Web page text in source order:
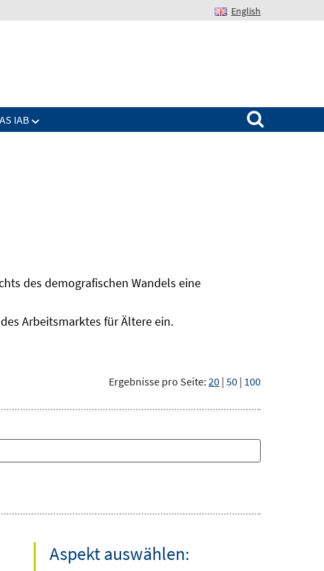
English
IAB
Suchen nach:
des demografischen Wandels eine
Arbeitsmarktes für Ältere ein.
Ergebnisse pro Seite: 20 | 50 | 100
Aspekt auswählen: